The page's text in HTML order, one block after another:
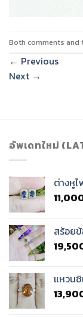
Both comments and
← Previous
Next →
อัพเดทใหม่
ต่างหู
สร้อย
แหวน